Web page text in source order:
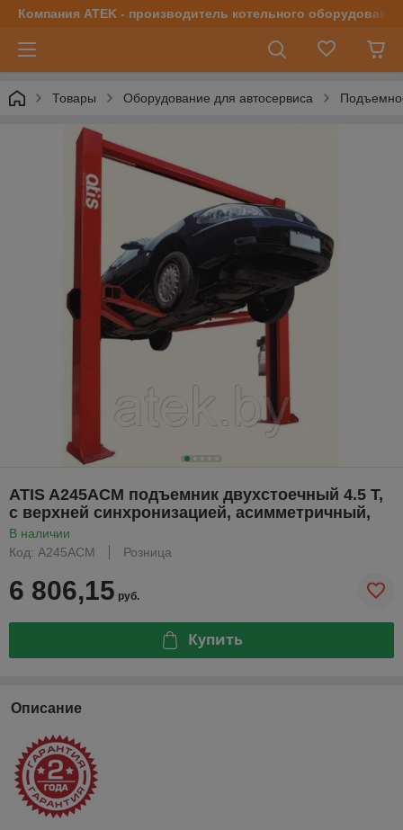
Компания ATEK - производитель котельного оборудования
Товары Оборудование для автосервиса
ATIS A245ACM подъемник двухстоечный 4.5 Т,
с верхней синхронизацией, асимметричный,
В наличии
Код: A245ACM
Розница
6 806,15 руб.
Купить
Описание